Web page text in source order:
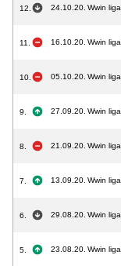
12. 24.10.20. Wwin liga
11. 16.10.20. Wwin liga
10. 05.10.20. Wwin liga
9. 27.09.20. Wwin liga
8. 21.09.20. Wwin liga
7. 13.09.20. Wwin liga
6. 29.08.20. Wwin liga
5. 23.08.20. Wwin liga